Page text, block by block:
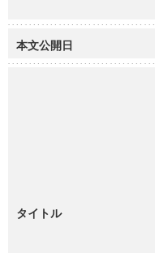
本文公開日
タイトル